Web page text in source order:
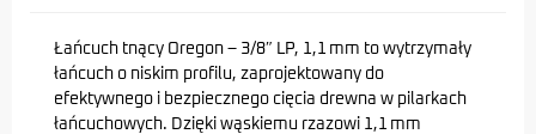
Łańcuch tnący Oregon – 3/8″ LP, 1,1 mm to wytrzymały
łańcuch o niskim profilu, zaprojektowany do
efektywnego i bezpiecznego cięcia drewna w pilarkach
łańcuchowych. Dzięki wąskiemu rzazowi 1,1 mm